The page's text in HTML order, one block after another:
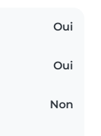
Oui
Oui
Non